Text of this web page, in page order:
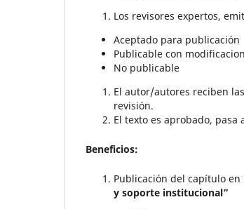
Los revisores expertos,
Aceptado para publicación
Publicable con
No publicable
El autor/autores reciben
revisión.
El texto es aprobado,
Beneficios:
Publicación del capítulo en
y soporte institucional”